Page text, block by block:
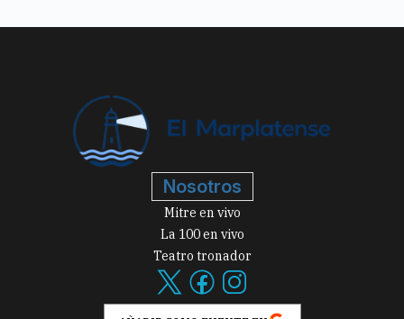
Nosotros
Mitre en vivo
La 100 en vivo
Teatro tronador